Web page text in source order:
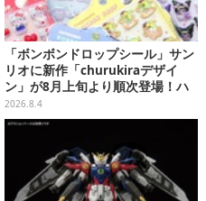
「ボンボンドロップシール」サン
リオに新作「churukiraデザイ
ン」が8月上旬より順次登場！ハ
ローキティ、はぴだんぶいなど全
8種類
2026.8.4